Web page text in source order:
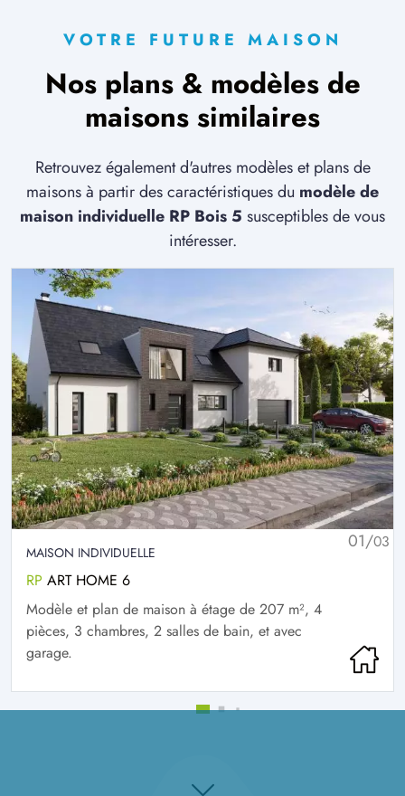
VOTRE FUTURE MAISON
Nos plans & modèles de
maisons similaires
Retrouvez également d'autres modèles et plans de
maisons à partir des caractéristiques du modèle de
maison individuelle RP Bois 5 susceptibles de vous
intéresser.
01/03
MAISON INDIVIDUELLE
RP ART HOME 6
Modèle et plan de maison à étage de 207 m², 4
pièces, 3 chambres, 2 salles de bain, et avec
garage.